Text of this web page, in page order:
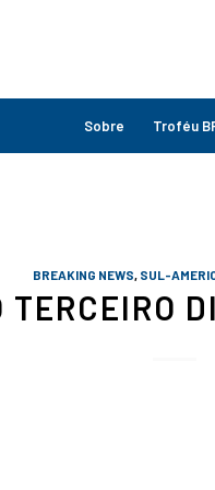
Sobre Troféu
BREAKING NEWS, SUL-